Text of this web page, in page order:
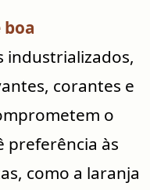
industrializados,
corantes e
o
preferência às
como a laranja